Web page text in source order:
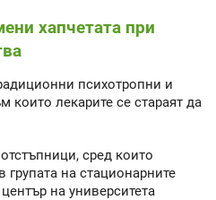
хапчетата при
психотропни и
които лекарите се стараят да
сред които
групата на стационарните
на университета